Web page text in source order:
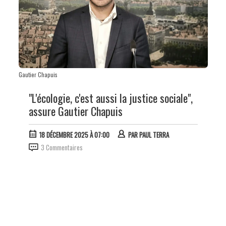
Gautier Chapuis
"L'écologie, c'est aussi la justice sociale",
assure Gautier Chapuis
18 DÉCEMBRE 2025 À 07:00 PARPAUL TERRA
3 Commentaires